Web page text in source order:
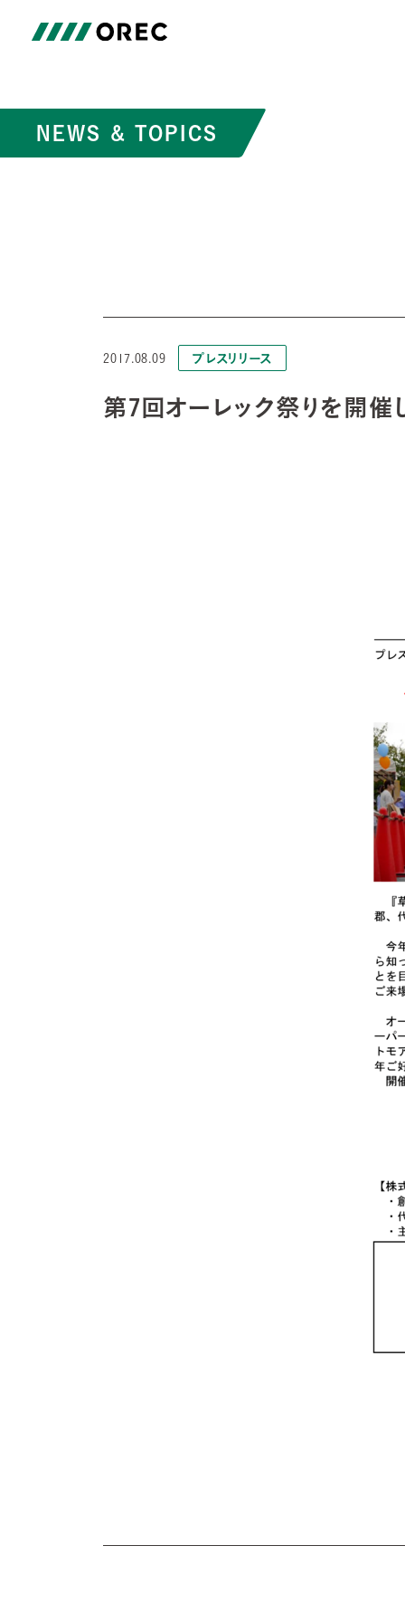
NEWS & TOPICS
2017.08.09 プレスリリース
第7回オーレック祭りを開催